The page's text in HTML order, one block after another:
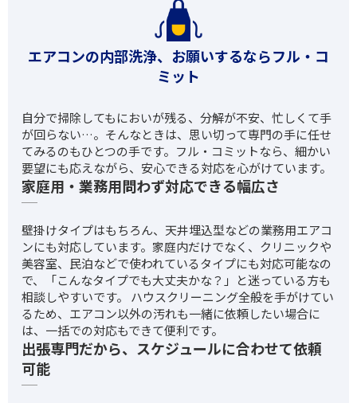
エアコンの内部洗浄、お願いするならフル・コ
ミット
自分で掃除してもにおいが残る、分解が不安、忙しくて手
が回らない…。そんなときは、思い切って専門の手に任せ
てみるのもひとつの手です。フル・コミットなら、細かい
要望にも応えながら、安心できる対応を心がけています。
家庭用・業務用問わず対応できる幅広さ
壁掛けタイプはもちろん、天井埋込型などの業務用エアコ
ンにも対応しています。家庭内だけでなく、クリニックや
美容室、民泊などで使われているタイプにも対応可能なの
で、「こんなタイプでも大丈夫かな？」と迷っている方も
相談しやすいです。 ハウスクリーニング全般を手がけてい
るため、エアコン以外の汚れも一緒に依頼したい場合に
は、一括での対応もできて便利です。
出張専門だから、スケジュールに合わせて依頼
可能